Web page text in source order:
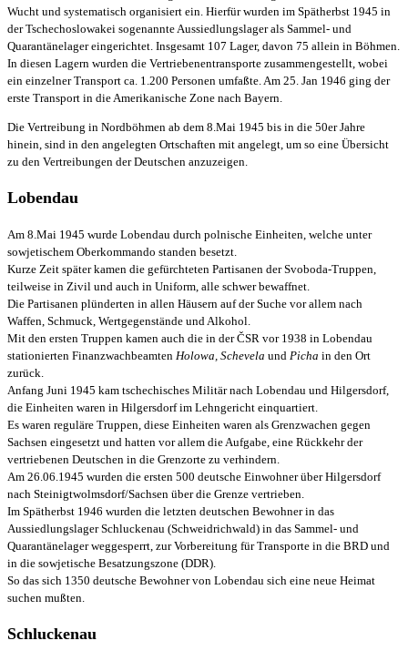
Wucht und systematisch organisiert ein. Hierfür wurden im Spätherbst 1945 in
der Tschechoslowakei sogenannte Aussiedlungslager als Sammel- und
Quarantänelager eingerichtet. Insgesamt 107 Lager, davon 75 allein in Böhmen.
In diesen Lagern wurden die Vertriebenentransporte zusammengestellt, wobei
ein einzelner Transport ca. 1.200 Personen umfaßte. Am 25. Jan 1946 ging der
erste Transport in die Amerikanische Zone nach Bayern.
Die Vertreibung in Nordböhmen ab dem 8.Mai 1945 bis in die 50er Jahre
hinein, sind in den angelegten Ortschaften mit angelegt, um so eine Übersicht
zu den Vertreibungen der Deutschen anzuzeigen.
Lobendau
Am 8.Mai 1945 wurde Lobendau durch polnische Einheiten, welche unter
sowjetischem Oberkommando standen besetzt.
Kurze Zeit später kamen die gefürchteten Partisanen der Svoboda-Truppen,
teilweise in Zivil und auch in Uniform, alle schwer bewaffnet.
Die Partisanen plünderten in allen Häusern auf der Suche vor allem nach
Waffen, Schmuck, Wertgegenstände und Alkohol.
Mit den ersten Truppen kamen auch die in der ČSR vor 1938 in Lobendau
stationierten Finanzwachbeamten Holowa, Schevela und Picha in den Ort
zurück.
Anfang Juni 1945 kam tschechisches Militär nach Lobendau und Hilgersdorf,
die Einheiten waren in Hilgersdorf im Lehngericht einquartiert.
Es waren reguläre Truppen, diese Einheiten waren als Grenzwachen gegen
Sachsen eingesetzt und hatten vor allem die Aufgabe, eine Rückkehr der
vertriebenen Deutschen in die Grenzorte zu verhindern.
Am 26.06.1945 wurden die ersten 500 deutsche Einwohner über Hilgersdorf
nach Steinigtwolmsdorf/Sachsen über die Grenze vertrieben.
Im Spätherbst 1946 wurden die letzten deutschen Bewohner in das
Aussiedlungslager Schluckenau (Schweidrichwald) in das Sammel- und
Quarantänelager weggesperrt, zur Vorbereitung für Transporte in die BRD und
in die sowjetische Besatzungszone (DDR).
So das sich 1350 deutsche Bewohner von Lobendau sich eine neue Heimat
suchen mußten.
Schluckenau